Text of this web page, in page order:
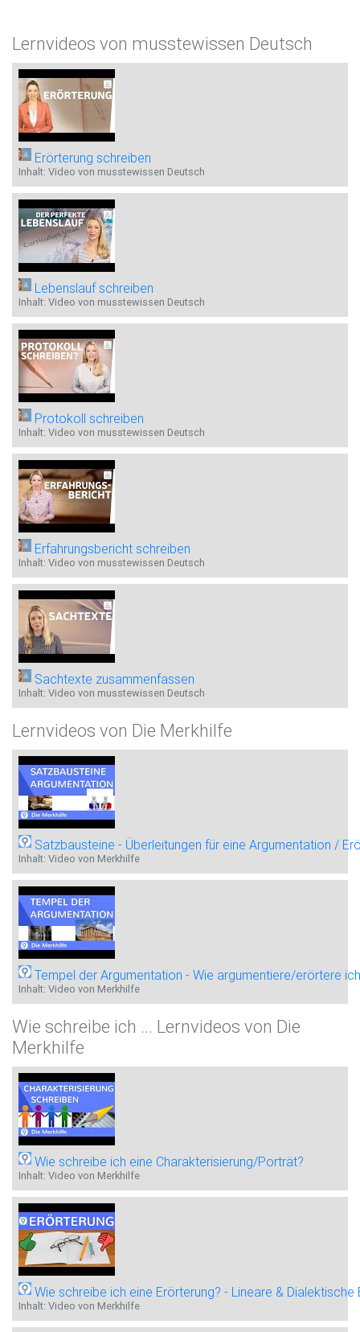
Lernvideos von musstewissen Deutsch
Erörterung schreiben
Inhalt: Video von musstewissen Deutsch
Lebenslauf schreiben
Inhalt: Video von musstewissen Deutsch
Protokoll schreiben
Inhalt: Video von musstewissen Deutsch
Erfahrungsbericht schreiben
Inhalt: Video von musstewissen Deutsch
Sachtexte zusammenfassen
Inhalt: Video von musstewissen Deutsch
Lernvideos von Die Merkhilfe
Satzbausteine - Überleitungen für eine Argumentation /
Inhalt: Video von Merkhilfe
Tempel der Argumentation - Wie argumentiere/erörtere
Inhalt: Video von Merkhilfe
Wie schreibe ich ... Lernvideos von Die
Merkhilfe
Wie schreibe ich eine Charakterisierung/Porträt?
Inhalt: Video von Merkhilfe
Wie schreibe ich eine Erörterung? - Lineare & Dialektische
Inhalt: Video von Merkhilfe